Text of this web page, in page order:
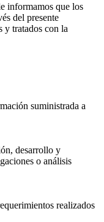
informamos que los
del presente
y tratados con la
suministrada a
desarrollo y
o análisis
realizados